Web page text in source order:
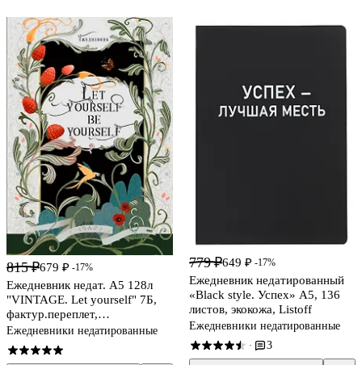
815 ₽679 ₽ -17%
Ежедневник недат. А5 128л
"VINTAGE. Let yourself" 7Б,
фактур.переплет,
тисн.фольгой, тонир.блок
Ежедневники недатированные
779 ₽649 ₽ -17%
Ежедневник недатированный
«Black style. Успех» А5, 136
листов, экокожа, Listoff
Ежедневники недатированные
· 3